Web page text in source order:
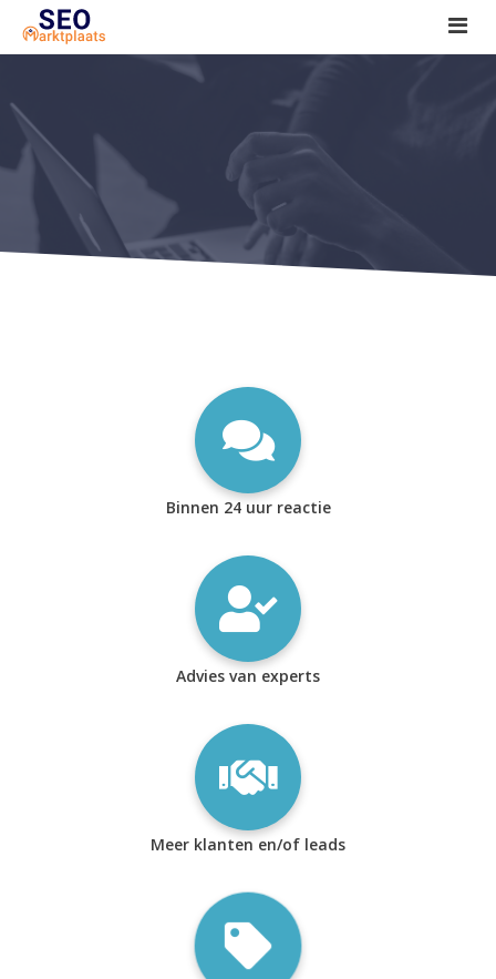
SEO tools reviews
Marketeer bij jou in de buurt?
Offerte
1. Seo voor beginners +
2. Onderzoeken +
Binnen 24 uur reactie
Advies van experts
Meer klanten en/of leads